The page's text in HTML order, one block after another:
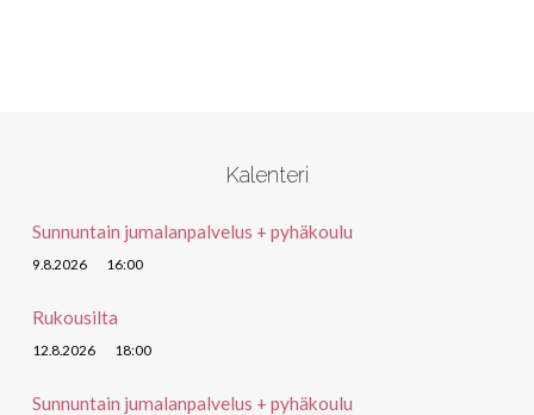
Kalenteri
Sunnuntain jumalanpalvelus + pyhäkoulu
9.8.2026 16:00
Rukousilta
12.8.2026 18:00
Sunnuntain jumalanpalvelus + pyhäkoulu